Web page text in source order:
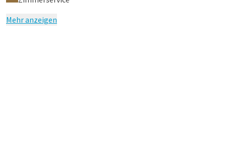
Mehr anzeigen